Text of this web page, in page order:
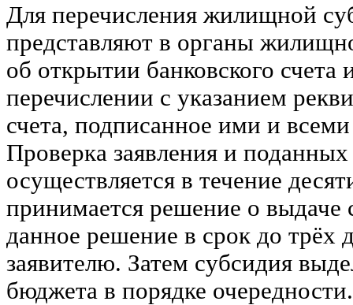
Для перечисления жилищной
представляют в органы
об открытии банковского счета
перечислении с указанием
счета, подписанное ими и
Проверка заявления и
осуществляется в течение
принимается решение о выдаче
данное решение в срок до трёх
заявителю. Затем субсидия
бюджета в порядке очередности.